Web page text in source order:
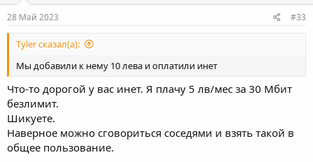
28 Май 2023 #33
Tyler сказал(а):
Мы добавили к нему 10 лева и оплатили инет
Что-то дорогой у вас инет. Я плачу 5 лв/мес за 30 Мбит
безлимит.
Шикуете.
Наверное можно сговориться соседями и взять такой в
общее пользование.